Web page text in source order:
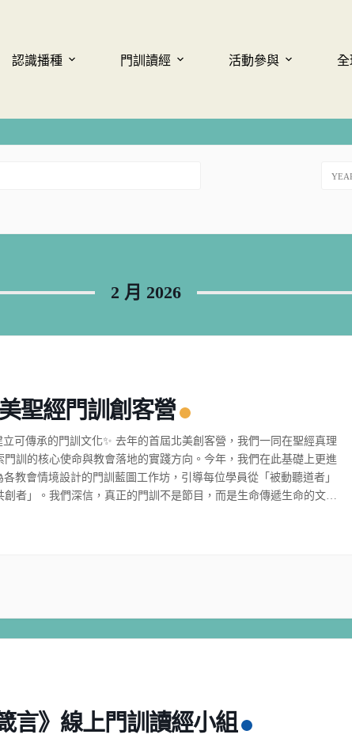
認識播種 門訓讀經 活動參與 全
2 月 2026
聖經門訓創客營
立可傳承的門訓文化✨ 去年的首屆北美創客營，我們一同在聖經真理
門訓的核心使命與教會落地的實踐方向。今年，我們在此基礎上更進
教會情境設計的門訓藍圖工作坊，引導每位學員從「被動聽道者」
創者」。我們深信，真正的門訓不是節目，而是生命傳遞生命的文
言》線上門訓讀經小組